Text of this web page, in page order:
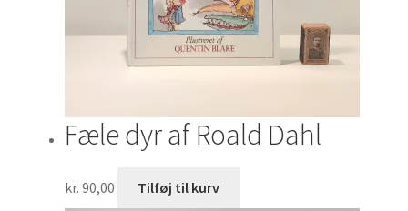
Fæle dyr af Roald Dahl
kr. 90,00 Tilføj til kurv